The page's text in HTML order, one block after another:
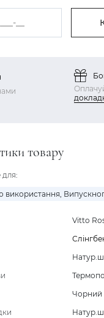
товару
для:
використання,
Vitto
Чорний